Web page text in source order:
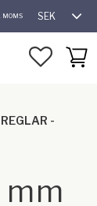
MOMS SEK
-